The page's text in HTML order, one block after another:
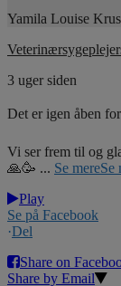
Yamila Louise
3 uger siden
Det er igen åben
Vi ser frem til og
🙏🥳 ... Se mereSe
Play
Se på Facebook
·Del
Share on
Share by Email